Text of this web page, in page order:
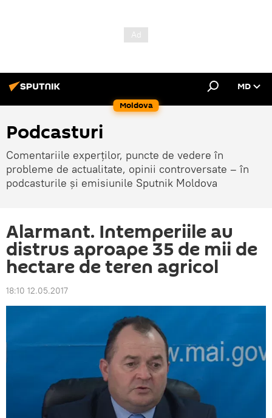
Moldova
MD
Podcasturi
Comentariile experților, puncte de vedere în
probleme de actualitate, opinii controversate – în
podcasturile și emisiunile Sputnik Moldova
Alarmant. Intemperiile au
distrus aproape 35 de mii de
hectare de teren agricol
18:10 12.05.2017